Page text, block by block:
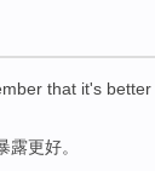
that it's better
露更好。